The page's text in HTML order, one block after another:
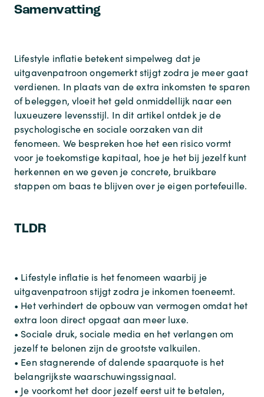
Samenvatting
Lifestyle inflatie betekent simpelweg dat je
uitgavenpatroon ongemerkt stijgt zodra je meer gaat
verdienen. In plaats van de extra inkomsten te sparen
of beleggen, vloeit het geld onmiddellijk naar een
luxueuzere levensstijl. In dit artikel ontdek je de
psychologische en sociale oorzaken van dit
fenomeen. We bespreken hoe het een risico vormt
voor je toekomstige kapitaal, hoe je het bij jezelf kunt
herkennen en we geven je concrete, bruikbare
stappen om baas te blijven over je eigen portefeuille.
TLDR
• Lifestyle inflatie is het fenomeen waarbij je
uitgavenpatroon stijgt zodra je inkomen toeneemt.
• Het verhindert de opbouw van vermogen omdat het
extra loon direct opgaat aan meer luxe.
• Sociale druk, sociale media en het verlangen om
jezelf te belonen zijn de grootste valkuilen.
• Een stagnerende of dalende spaarquote is het
belangrijkste waarschuwingssignaal.
• Je voorkomt het door jezelf eerst uit te betalen,